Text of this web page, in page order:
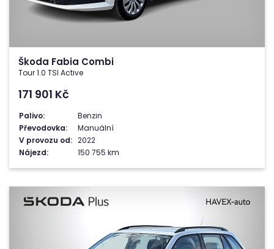
Škoda Fabia Combi
Tour 1.0 TSI Active
171 901 Kč
Palivo:
Benzin
Převodovka:
Manuální
V provozu od: 2022
Nájezd:
150 755 km